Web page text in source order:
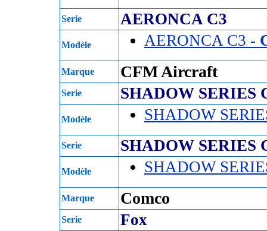
Serie AERONCA C3
Modèle AERONCA C3 -
Marque CFM Aircraft
Serie SHADOW SERIES
Modèle SHADOW
Serie SHADOW SERIES
Modèle SHADOW
Marque Comco
Serie Fox